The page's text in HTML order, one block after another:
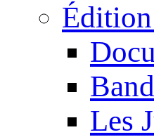
Les